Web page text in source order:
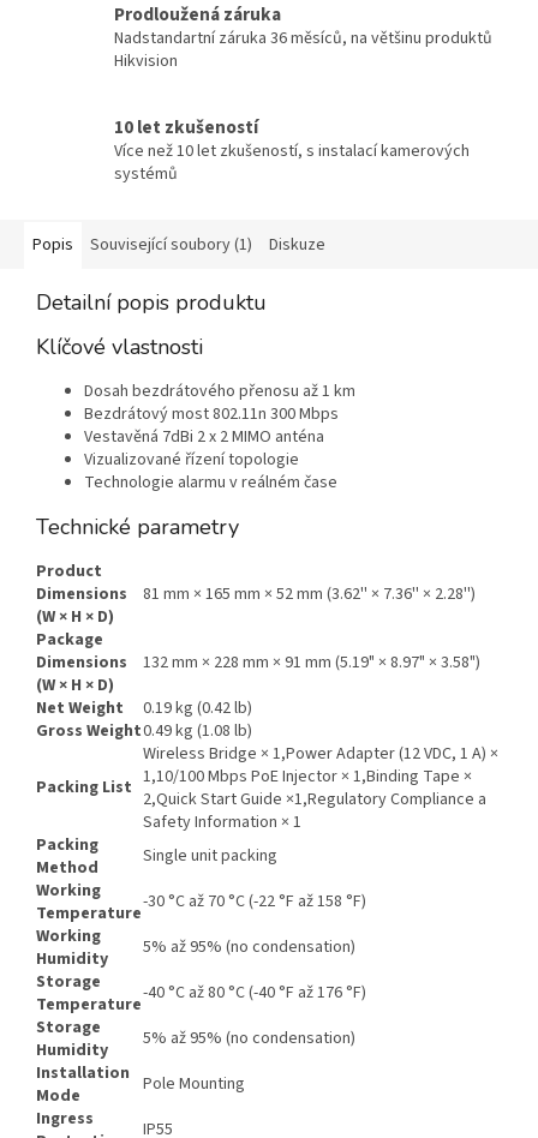
Prodloužená záruka
Nadstandartní záruka 36 měsíců, na většinu produktů
Hikvision
10 let zkušeností
Více než 10 let zkušeností, s instalací kamerových
systémů
Popis Související soubory (1) Diskuze
Detailní popis produktu
Klíčové vlastnosti
Dosah bezdrátového přenosu až 1 km
Bezdrátový most 802.11n 300 Mbps
Vestavěná 7dBi 2 x 2 MIMO anténa
Vizualizované řízení topologie
Technologie alarmu v reálném čase
Technické parametry
Product
Dimensions
(W × H × D)
81 mm × 165 mm × 52 mm (3.62'' × 7.36'' × 2.28'')
Package
Dimensions
(W × H × D)
132 mm × 228 mm × 91 mm (5.19" × 8.97" × 3.58")
Net Weight
0.19 kg (0.42 lb)
Gross Weight0.49 kg (1.08 lb)
Packing List
Wireless Bridge × 1,Power Adapter (12 VDC, 1 A) ×
1,10/100 Mbps PoE Injector × 1,Binding Tape ×
2,Quick Start Guide ×1,Regulatory Compliance a
Safety Information × 1
Packing
Method
Single unit packing
Working
Temperature-30 °C až 70 °C (-22 °F až 158 °F)
Working
Humidity
5% až 95% (no condensation)
Storage
Temperature-40 °C až 80 °C (-40 °F až 176 °F)
Storage
Humidity
5% až 95% (no condensation)
Installation
Mode
Pole Mounting
Ingress
IP55